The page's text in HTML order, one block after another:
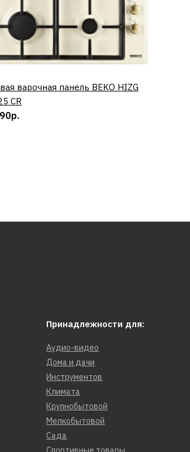
КУПИТЬ
варочная панель BEKO HIZG
CR
Принадлежности для:
Аудио-видео
Дома и дачи
Инструментов
Климата
Крупнобытовой
Мелкобытовой
Сада